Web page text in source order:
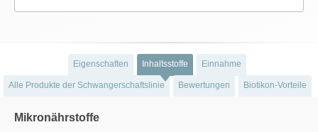
Eigenschaften Inhaltsstoffe Einnahme
Alle Produkte der Schwangerschaftslinie Bewertungen Biotikon-Vorteile
Mikronährstoffe